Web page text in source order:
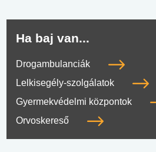
Ha baj van...
Drogambulanciák
Lelkisegély-szolgálatok
Gyermekvédelmi központok
Orvoskereső